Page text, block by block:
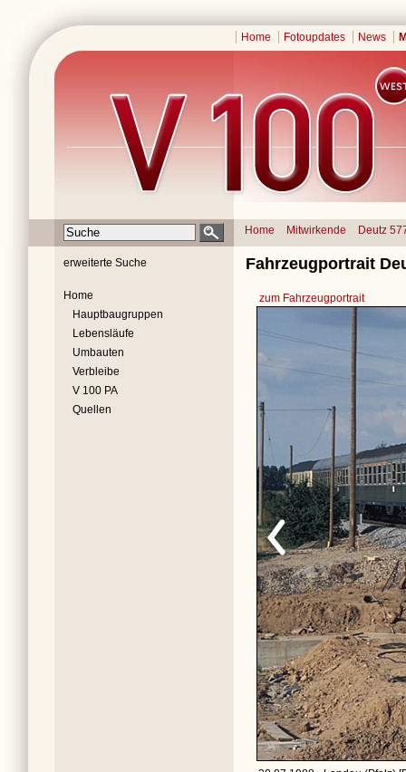
Home Fotoupdates News
Home Mitwirkende Deutz
erweiterte Suche
Home
Hauptbaugruppen
Lebensläufe
Umbauten
Verbleibe
V 100 PA
Quellen
Fahrzeugportrait
zum Fahrzeugportrait